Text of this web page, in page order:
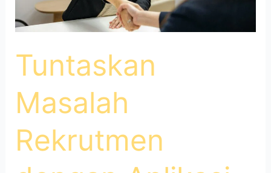
Tuntaskan
Masalah
Rekrutmen